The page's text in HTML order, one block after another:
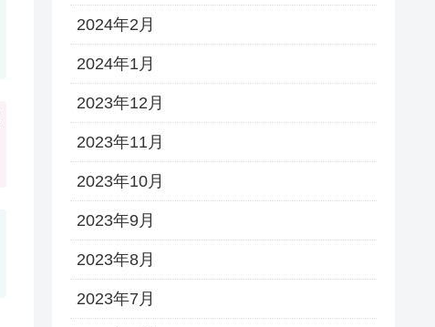
2024年2月
2024年1月
2023年12月
2023年11月
2023年10月
2023年9月
2023年8月
2023年7月